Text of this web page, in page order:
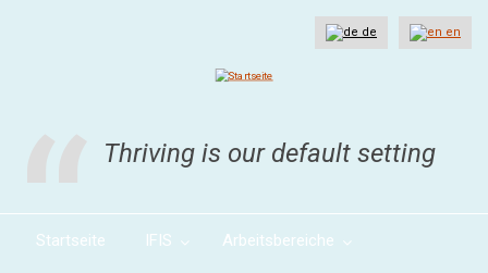
en
de
Thriving is our default setting
Startseite IFIS Arbeitsbereiche